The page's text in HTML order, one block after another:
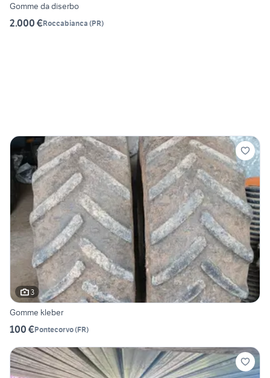
Gomme da diserbo
2.000 €Roccabianca (PR)
3
Gomme kleber
100 €Pontecorvo(FR)